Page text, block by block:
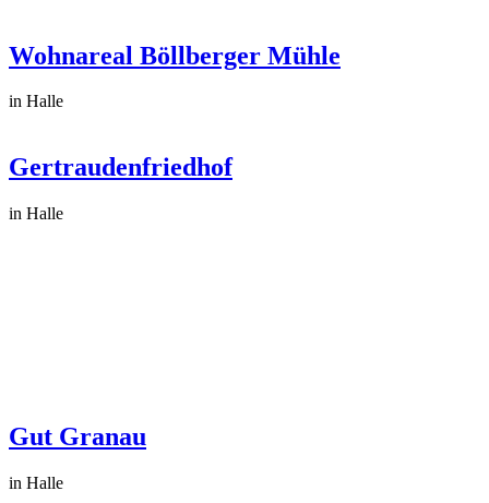
Wohnareal Böllberger Mühle
in Halle
Gertraudenfriedhof
in Halle
Gut Granau
in Halle